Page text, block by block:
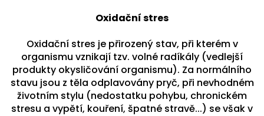
Oxidační stres
Oxidační stres je přirozený stav, při kterém v
organismu vznikají tzv. volné radíkály (vedlejší
produkty okysličování organismu). Za normálního
stavu jsou z těla odplavovány pryč, při nevhodném
životním stylu (nedostatku pohybu, chronickém
stresu a vypětí, kouření, špatné stravě...) se však v